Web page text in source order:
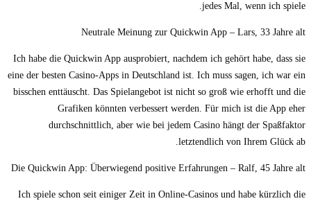
jedes Mal, wenn ich spiele.
Neutrale Meinung zur Quickwin App – Lars, 33 Jahre alt
Ich habe die Quickwin App ausprobiert, nachdem ich gehört habe, dass sie
eine der besten Casino-Apps in Deutschland ist. Ich muss sagen, ich war ein
bisschen enttäuscht. Das Spielangebot ist nicht so groß wie erhofft und die
Grafiken könnten verbessert werden. Für mich ist die App eher
durchschnittlich, aber wie bei jedem Casino hängt der Spaßfaktor
letztendlich von Ihrem Glück ab.
Die Quickwin App: Überwiegend positive Erfahrungen – Ralf, 45 Jahre alt
Ich spiele schon seit einiger Zeit in Online-Casinos und habe kürzlich die